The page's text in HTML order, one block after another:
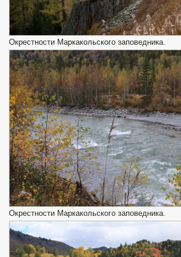
Окрестности Маркакольского заповедника.
Окрестности Маркакольского заповедника.